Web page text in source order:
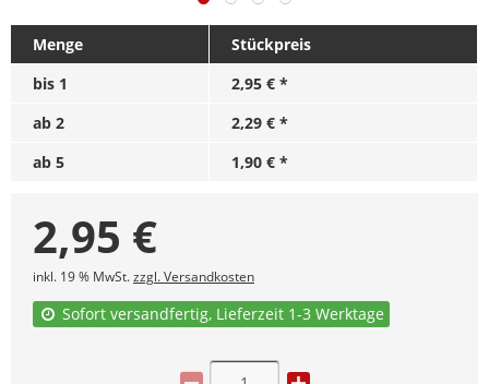
Menge
Stückpreis
bis 1
2,95 € *
ab 2
2,29 € *
ab 5 1,90 € *
2,95 €
inkl. 19 % MwSt.zzgl. Versandkosten
Sofort versandfertig, Lieferzeit 1-3 Werktage